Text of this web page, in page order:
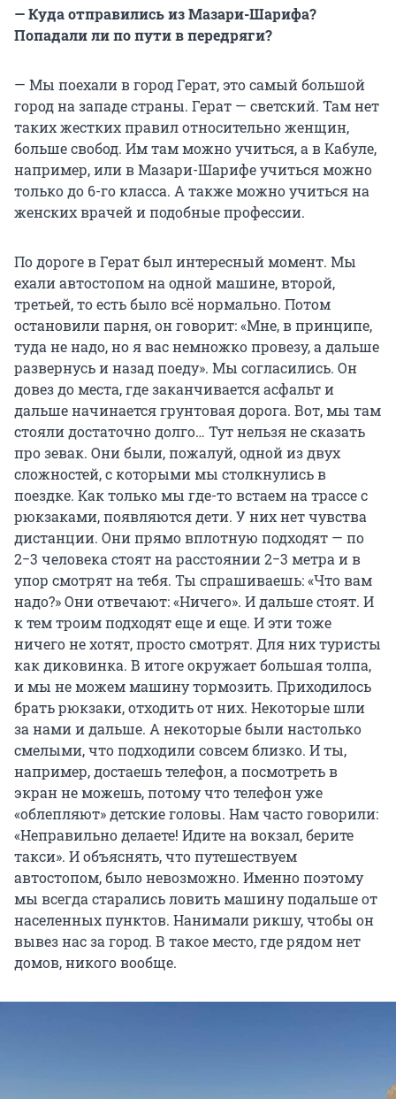
— Куда отправились из Мазари-Шарифа?
Попадали ли по пути в передряги?
— Мы поехали в город Герат, это самый большой
город на западе страны. Герат — светский. Там нет
таких жестких правил относительно женщин,
больше свобод. Им там можно учиться, а в Кабуле,
например, или в Мазари-Шарифе учиться можно
только до 6-го класса. А также можно учиться на
женских врачей и подобные профессии.
По дороге в Герат был интересный момент. Мы
ехали автостопом на одной машине, второй,
третьей, то есть было всё нормально. Потом
остановили парня, он говорит: «Мне, в принципе,
туда не надо, но я вас немножко провезу, а дальше
развернусь и назад поеду». Мы согласились. Он
довез до места, где заканчивается асфальт и
дальше начинается грунтовая дорога. Вот, мы там
стояли достаточно долго… Тут нельзя не сказать
про зевак. Они были, пожалуй, одной из двух
сложностей, с которыми мы столкнулись в
поездке. Как только мы где-то встаем на трассе с
рюкзаками, появляются дети. У них нет чувства
дистанции. Они прямо вплотную подходят — по
2−3 человека стоят на расстоянии 2−3 метра и в
упор смотрят на тебя. Ты спрашиваешь: «Что вам
надо?» Они отвечают: «Ничего». И дальше стоят. И
к тем троим подходят еще и еще. И эти тоже
ничего не хотят, просто смотрят. Для них туристы
как диковинка. В итоге окружает большая толпа,
и мы не можем машину тормозить. Приходилось
брать рюкзаки, отходить от них. Некоторые шли
за нами и дальше. А некоторые были настолько
смелыми, что подходили совсем близко. И ты,
например, достаешь телефон, а посмотреть в
экран не можешь, потому что телефон уже
«облепляют» детские головы. Нам часто говорили:
«Неправильно делаете! Идите на вокзал, берите
такси». И объяснять, что путешествуем
автостопом, было невозможно. Именно поэтому
мы всегда старались ловить машину подальше от
населенных пунктов. Нанимали рикшу, чтобы он
вывез нас за город. В такое место, где рядом нет
домов, никого вообще.